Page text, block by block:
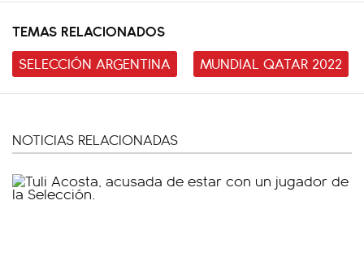
TEMAS RELACIONADOS
SELECCIÓN ARGENTINA
MUNDIAL QATAR 2022
NOTICIAS RELACIONADAS